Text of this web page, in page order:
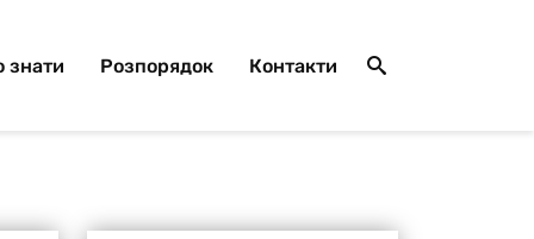
знати Розпорядок Контакти